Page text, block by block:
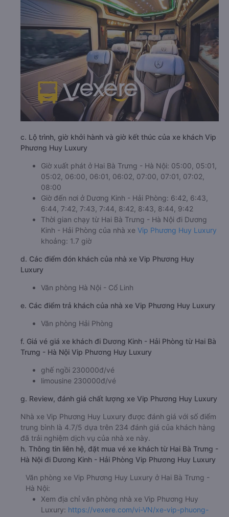
c. Lộ trình, giờ khởi hành và giờ kết thúc của xe khách Vip
Phương Huy Luxury
Giờ xuất phát ở Hai Bà Trưng - Hà Nội: 05:00, 05:01,
05:02, 06:00, 06:01, 06:02, 07:00, 07:01, 07:02,
08:00
Giờ đến nơi ở Dương Kinh - Hải Phòng: 6:42, 6:43,
6:44, 7:42, 7:43, 7:44, 8:42, 8:43, 8:44, 9:42
Thời gian chạy từ Hai Bà Trưng - Hà Nội đi Dương
Kinh - Hải Phòng của nhà xe Vip Phương Huy Luxury
khoảng: 1.7 giờ
d. Các điểm đón khách của nhà xe Vip Phương Huy
Luxury
Văn phòng Hà Nội - Cổ Linh
e. Các điểm trả khách của nhà xe Vip Phương Huy Luxury
Văn phòng Hải Phòng
f. Giá vé giá xe khách đi Dương Kinh - Hải Phòng từ Hai Bà
Trưng - Hà Nội Vip Phương Huy Luxury
ghế ngồi 230000đ/vé
limousine 230000đ/vé
g. Review, đánh giá chất lượng xe Vip Phương Huy Luxury
Nhà xe Vip Phương Huy Luxury được đánh giá với số điểm
trung bình là 4.7/5 dựa trên 234 đánh giá của khách hàng
đã trải nghiệm dịch vụ của nhà xe này.
h. Thông tin liên hệ, đặt mua vé xe khách từ Hai Bà Trưng -
Hà Nội đi Dương Kinh - Hải Phòng Vip Phương Huy Luxury
Văn phòng xe Vip Phương Huy Luxury ở Hai Bà Trưng -
Hà Nội:
Xem địa chỉ văn phòng nhà xe Vip Phương Huy
Luxury: https://vexere.com/vi-VN/xe-vip-phuong-